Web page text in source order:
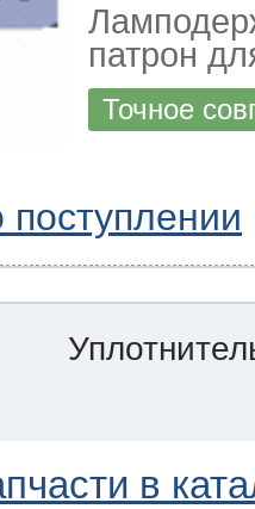
патрон
Точное
в